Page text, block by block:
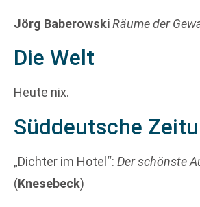
Jörg BaberowskiRäume der
Die Welt
Heute nix.
Süddeutsche
„Dichter im Hotel“: Der schönste
(Knesebeck)